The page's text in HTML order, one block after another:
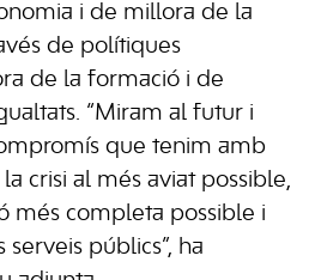
i de millora de la
de polítiques
de la formació i de
“Miram al futur i
que tenim amb
crisi al més aviat possible,
més completa possible i
públics”, ha